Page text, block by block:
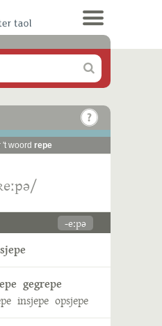
woord repe
-eːpə
sjepe
gegrepe
insjepe opsjepe